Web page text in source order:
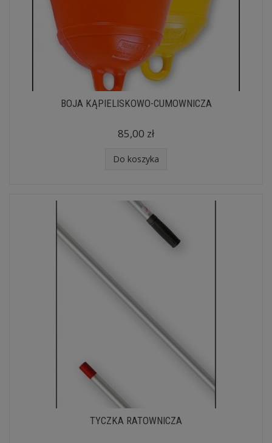
BOJA KĄPIELISKOWO-CUMOWNICZA
85,00 zł
Do koszyka
TYCZKA RATOWNICZA